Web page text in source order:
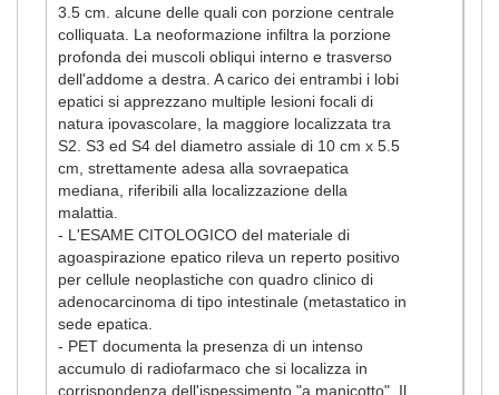
3.5 cm. alcune delle quali con porzione centrale
colliquata. La neoformazione infiltra la porzione
profonda dei muscoli obliqui interno e trasverso
dell'addome a destra. A carico dei entrambi i lobi
epatici si apprezzano multiple lesioni focali di
natura ipovascolare, la maggiore localizzata tra
S2. S3 ed S4 del diametro assiale di 10 cm x 5.5
cm, strettamente adesa alla sovraepatica
mediana, riferibili alla localizzazione della
malattia.
- L'ESAME CITOLOGICO del materiale di
agoaspirazione epatico rileva un reperto positivo
per cellule neoplastiche con quadro clinico di
adenocarcinoma di tipo intestinale (metastatico in
sede epatica.
- PET documenta la presenza di un intenso
accumulo di radiofarmaco che si localizza in
corrispondenza dell'ispessimento "a manicotto". Il